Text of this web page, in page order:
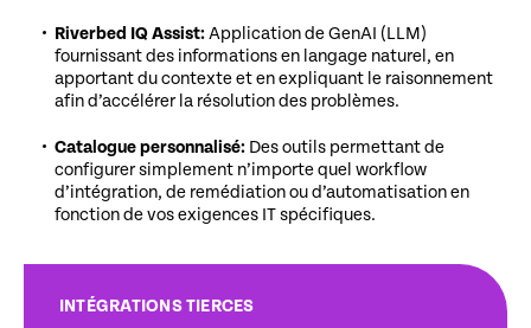
Riverbed IQ Assist:Application de GenAI (LLM)
fournissant des informations en langage naturel, en
apportant du contexte et en expliquant le raisonnement
afin d’accélérer la résolution des problèmes.
Catalogue personnalisé: Des outils permettant de
configurer simplement n’importe quel workflow
d’intégration, de remédiation ou d’automatisation en
fonction de vos exigences IT spécifiques.
INTÉGRATIONS TIERCES